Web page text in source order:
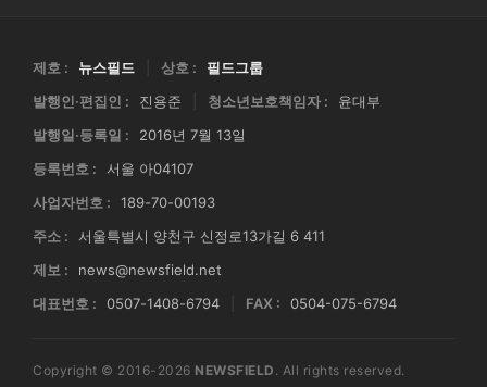
제호 : 뉴스필드 상호 :
필드그룹
발행인·편집인 :
진용준 청소년보호책임자 :
윤대부
발행일·등록일 :
2016년 7월 13일
등록번호 :
서울 아04107
사업자번호 :
189-70-00193
주소 :
서울특별시 양천구 신정로13가길 6 411
제보 :
news@newsfield.net
대표번호 :
0507-1408-6794 FAX : 0504-075-6794
Copyright © 2016-2026 NEWSFIELD . All rights reserved.